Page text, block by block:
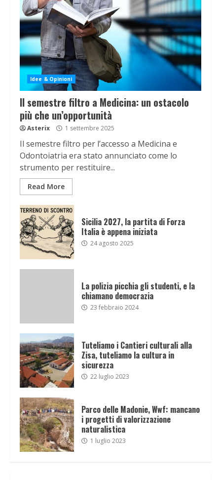
Idee & Opinioni
Il semestre filtro a Medicina: un ostacolo
più che un’opportunità
Asterix 1 settembre 2025
Il semestre filtro per l’accesso a Medicina e
Odontoiatria era stato annunciato come lo
strumento per restituire...
Read More
Sicilia 2027, la partita di Forza
Italia è appena iniziata
24 agosto 2025
La polizia picchia gli studenti, e la
chiamano democrazia
23 febbraio 2024
Tuteliamo i Cantieri culturali alla
Zisa, tuteliamo la cultura in
sicurezza
22 luglio 2023
Parco delle Madonie, Wwf: mancano
i progetti di valorizzazione
naturalistica
1 luglio 2023